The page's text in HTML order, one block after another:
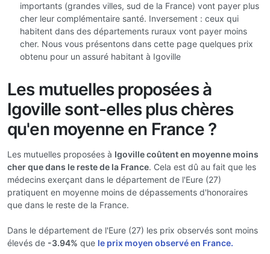
importants (grandes villes, sud de la France) vont payer plus
cher leur complémentaire santé. Inversement : ceux qui
habitent dans des départements ruraux vont payer moins
cher. Nous vous présentons dans cette page quelques prix
obtenu pour un assuré habitant à Igoville
Les mutuelles proposées à
Igoville sont-elles plus chères
qu'en moyenne en France ?
Les mutuelles proposées à Igoville coûtent en moyenne moins
cher que dans le reste de la France. Cela est dû au fait que les
médecins exerçant dans le département de l'Eure (27)
pratiquent en moyenne moins de dépassements d'honoraires
que dans le reste de la France.
Dans le département de l'Eure (27) les prix observés sont moins
élevés de -3.94% que le prix moyen observé en France.